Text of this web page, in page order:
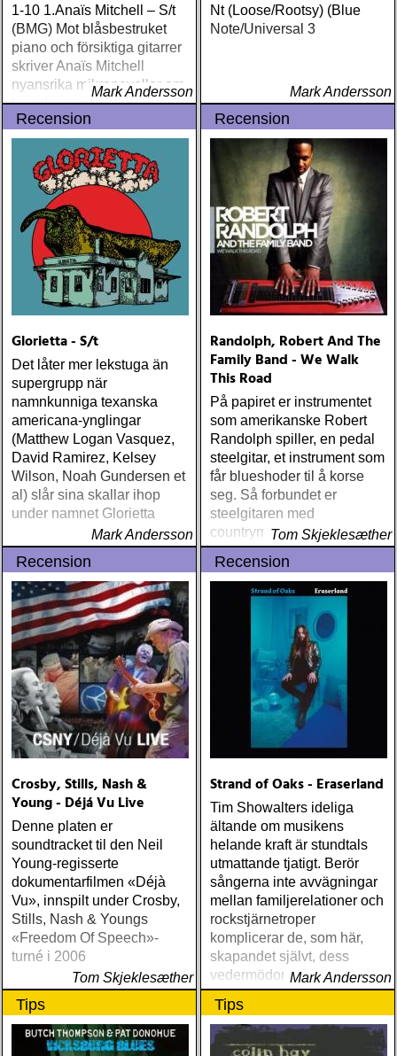
1-10 1.Anaïs Mitchell – S/t
(BMG) Mot blåsbestruket
piano och försiktiga gitarrer
skriver Anaïs Mitchell
nyansrika mikronoveller om
barndom, uppväxt och
vuxenliv, och om den
konfliktfyllda balansen dem
emellan. 2
Mark Andersson
Nt (Loose/Rootsy) (Blue
Note/Universal 3
Mark Andersson
Recension
Glorietta - S/t
Det låter mer lekstuga än
supergrupp när
namnkunniga texanska
americana-ynglingar
(Matthew Logan Vasquez,
David Ramirez, Kelsey
Wilson, Noah Gundersen et
al) slår sina skallar ihop
under namnet Glorietta
Mark Andersson
Recension
Randolph, Robert And The
Family Band - We Walk
This Road
På papiret er instrumentet
som amerikanske Robert
Randolph spiller, en pedal
steelgitar, et instrument som
får blueshoder til å korse
seg. Så forbundet er
steelgitaren med
countrymusikken at det
inkarnerer fordommene mot
nettopp denne ene
erkeamerikanske
musikkformen
Tom Skjeklesæther
Recension
Crosby, Stills, Nash &
Young - Déjá Vu Live
Denne platen er
soundtracket til den Neil
Young-regisserte
dokumentarfilmen «Déjà
Vu», innspilt under Crosby,
Stills, Nash & Youngs
«Freedom Of Speech»-
turné i 2006
Tom Skjeklesæther
Recension
Strand of Oaks - Eraserland
Tim Showalters ideliga
ältande om musikens
helande kraft är stundtals
utmattande tjatigt. Berör
sångerna inte avvägningar
mellan familjerelationer och
rockstjärnetroper
komplicerar de, som här,
skapandet självt, dess
vedermödor och det
manliga geniets kamp för
sin genialitet
Mark Andersson
Tips Tips